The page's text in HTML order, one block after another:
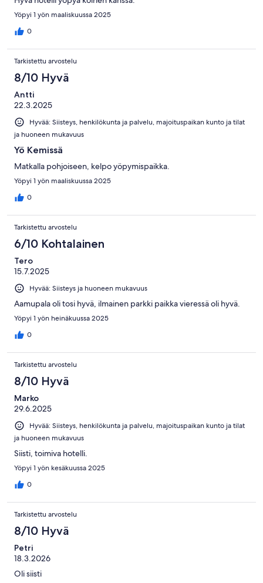
Yöpyi 1 yön maaliskuussa 2025
0
Tarkistettu arvostelu
8/10 Hyvä
Antti
22.3.2025
Hyvää: Siisteys, henkilökunta ja palvelu, majoituspaikan kunto ja tilat
ja huoneen mukavuus
Yö Kemissä
Matkalla pohjoiseen, kelpo yöpymispaikka.
Yöpyi 1 yön maaliskuussa 2025
0
Tarkistettu arvostelu
6/10 Kohtalainen
Tero
15.7.2025
Hyvää: Siisteys ja huoneen mukavuus
Aamupala oli tosi hyvä, ilmainen parkki paikka vieressä oli hyvä.
Yöpyi 1 yön heinäkuussa 2025
0
Tarkistettu arvostelu
8/10 Hyvä
Marko
29.6.2025
Hyvää: Siisteys, henkilökunta ja palvelu, majoituspaikan kunto ja tilat
ja huoneen mukavuus
Siisti, toimiva hotelli.
Yöpyi 1 yön kesäkuussa 2025
0
Tarkistettu arvostelu
8/10 Hyvä
Petri
18.3.2026
Oli siisti